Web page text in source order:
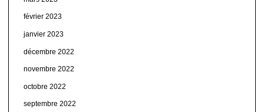
février 2023
janvier 2023
décembre 2022
novembre 2022
octobre 2022
septembre 2022